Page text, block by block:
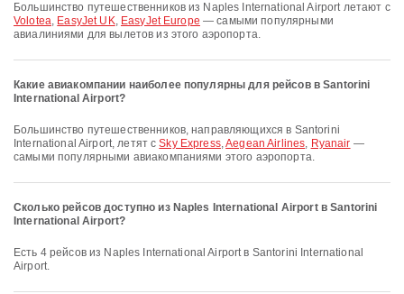
Большинство путешественников из Naples International Airport летают с
Volotea, EasyJet UK, EasyJet Europe — самыми популярными
авиалиниями для вылетов из этого аэропорта.
Какие авиакомпании наиболее популярны для рейсов в Santorini
International Airport?
Большинство путешественников, направляющихся в Santorini
International Airport, летят сSky Express,Aegean Airlines, Ryanair —
самыми популярными авиакомпаниями этого аэропорта.
Сколько рейсов доступно из Naples International Airport в Santorini
International Airport?
Есть 4 рейсов из Naples International Airport в Santorini International
Airport.